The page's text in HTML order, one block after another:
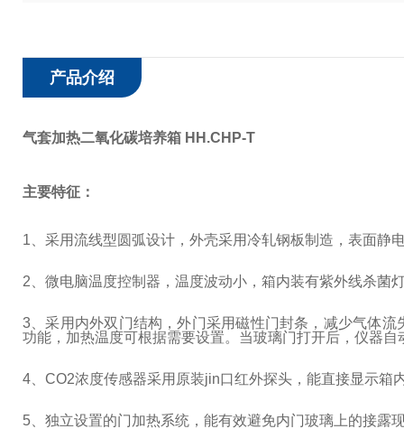
产品介绍
气套加热二氧化碳培养箱 HH.CHP-T
主要特征：
1 、采用流线型圆弧设计，外壳采用冷轧钢板制造，表面
2 、微电脑温度控制器，温度波动小，箱内装有紫外线杀
3 、采用内外双门结构，外门采用磁性门封条，减少气体
功能，加热温度可根据需要设置。当玻璃门打开后，仪器
4 CO2浓度传感器采用原装jin口红外探头，能直接显示箱
5 、独立设置的门加热系统，能有效避免内门玻璃上的接露